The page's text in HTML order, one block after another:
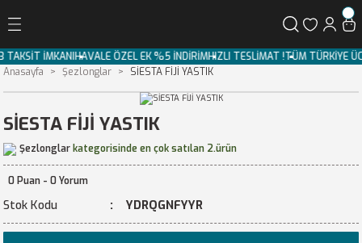
TAKSİT İMKANI HAVALE ÖZEL EK %5 İNDİRİMHIZLI TESLİMAT !TÜM TÜRKİYE
Anasayfa
Şezlonglar SİESTA FİJİ YASTIK
SİESTA FİJİ YASTIK
Şezlonglar kategorisinde en çok satılan 2.ürün
0 Puan - 0 Yorum
Stok Kodu YDRQGNFYYR